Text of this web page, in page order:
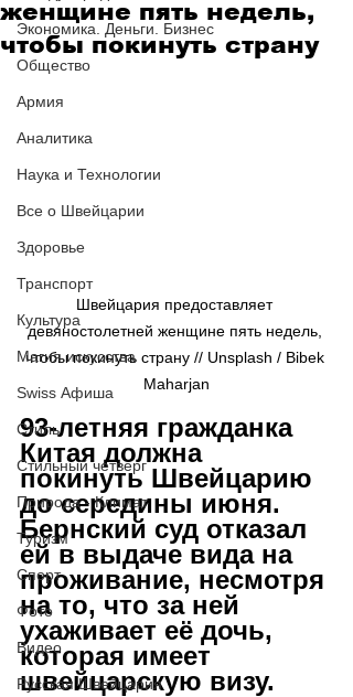
Экономика. Деньги. Бизнес
Общество
Армия
Аналитика
Наука и Технологии
Все о Швейцарии
Здоровье
Транспорт
Культура
Магия искусства
Swiss Афиша
Стиль
Стильный четверг
Природа - Климат
Туризм
Спорт
Фото
Видео
Русская Швейцария
женщине пять недель,
чтобы покинуть страну
Швейцария предоставляет
девяностолетней женщине пять недель,
чтобы покинуть страну // Unsplash / Bibek
Maharjan
93-летняя гражданка
Китая должна
покинуть Швейцарию
до середины июня.
Бернский суд отказал
ей в выдаче вида на
проживание, несмотря
на то, что за ней
ухаживает её дочь,
которая имеет
швейцарскую визу.